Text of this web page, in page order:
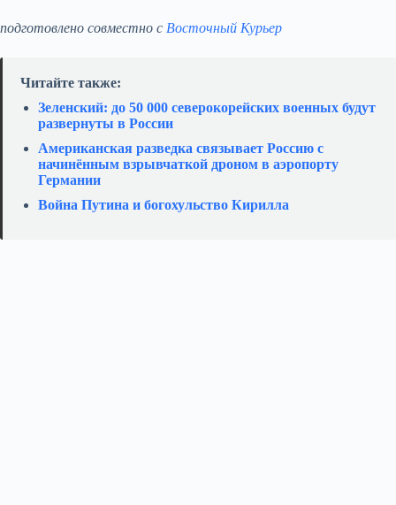
подготовлено совместно с Восточный Курьер
Читайте также:
Зеленский: до 50 000 северокорейских военных будут
развернуты в России
Американская разведка связывает Россию с
начинённым взрывчаткой дроном в аэропорту
Германии
Война Путина и богохульство Кирилла